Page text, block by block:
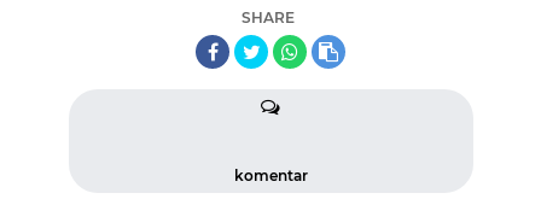
SHARE
komentar